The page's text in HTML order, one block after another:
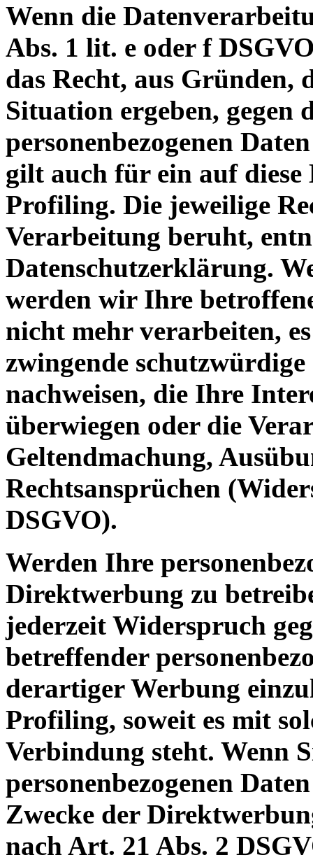
Wenn die
Abs. 1 lit. e oder f
das Recht, aus Gründen,
Situation ergeben,
personenbezogenen
gilt auch für ein auf diese
Profiling. Die jeweilige
Verarbeitung beruht,
Datenschutzerklärung.
werden wir Ihre
nicht mehr verarbeiten,
zwingende
nachweisen, die Ihre
überwiegen oder die
Geltendmachung,
Rechtsansprüchen
DSGVO).
Werden Ihre
Direktwerbung zu
jederzeit Widerspruch
betreffender
derartiger Werbung
Profiling, soweit es mit
Verbindung steht. Wenn
personenbezogenen
Zwecke der
nach Art. 21 Abs. 2